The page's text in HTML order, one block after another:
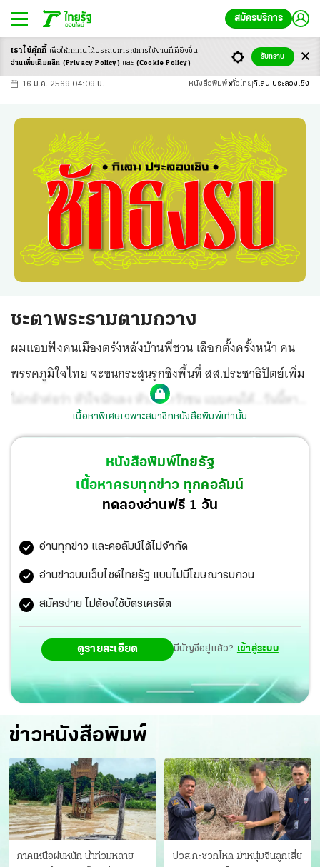
สมัครบริการ
-ก ก ก+
16 ม.ค. 2569 04:09 น. หนังสือพิมพ์ ทั่วไทยกิเลน ประลองเชิง
ชะตาพระรามตามกวาง
ผมแอบฟังคนเมืองตรังหลังบ้านพี่ชวน เลือกตั้งครั้งหน้า คน
พรรคภูมิใจไทย จะขนกระสุนรุกชิงพื้นที่ สส.ประชาธิปัตย์เพิ่ม
ไม่กล้าต่อว่า หัวใจนักเลง หัวเชือกวัวชน แบบคนใต้...วันนี้หาย
เนื้อหาพิเศษเฉพาะสมาชิกหนังสือพิมพ์เท่านั้น
หนังสือพิมพ์ไทยรัฐ
เนื้อหาครบทุกข่าว ทุกคอลัมน์
ทดลองอ่านฟรี 1 วัน
อ่านทุกข่าว และคอลัมน์ได้ไม่จำกัด
อ่านข่าวบนเว็บไซต์ไทยรัฐ แบบไม่มีโฆษณารบกวน
สมัครง่าย ไม่ต้องใช้บัตรเครดิต
ดูรายละเอียด มีบัญชีอยู่แล้ว? เข้าสู่ระบบ
ข่าวหนังสือพิมพ์
ภาคเหนือฝนหนัก น้ำท่วมหลาย
ปวส.กะซวกโหด ฆ่าหนุ่มจีนลูกเสี่ย
เราใช้คุ้กกี้ เพื่อให้ทุกคนได้ประสบการณ์การใช้งานที่ดียิ่งขึ้น
อ่านเพิ่มเติมคลิก (Privacy Policy) และ (Cookie Policy)
รับทราบ